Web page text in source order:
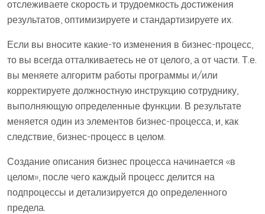
отслеживаете скорость и трудоемкость достижения
результатов, оптимизируете и стандартизируете их.
Если вы вносите какие-то изменения в бизнес-процесс,
то вы всегда отталкиваетесь не от целого, а от части. Т.е.
вы меняете алгоритм работы программы и/или
корректируете должностную инструкцию сотруднику,
выполняющую определенные функции. В результате
меняется один из элементов бизнес-процесса, и, как
следствие, бизнес-процесс в целом.
Создание описания бизнес процесса начинается «в
целом», после чего каждый процесс делится на
подпроцессы и детализируется до определенного
предела.